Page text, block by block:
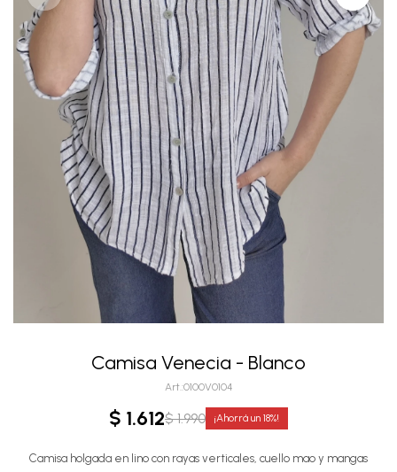
Camisa Venecia - Blanco
0100V0104
$ 1.612$ 1.990 18
Camisa holgada en lino con rayas verticales, cuello mao y mangas